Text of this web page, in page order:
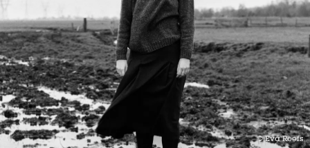
© Eva Roefs